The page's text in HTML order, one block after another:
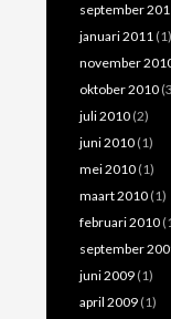
september
januari 2011 (1)
november
oktober 2010
juli 2010 (2)
juni 2010 (1)
mei 2010 (1)
maart 2010 (1)
februari 2010
september
juni 2009 (1)
april 2009 (1)